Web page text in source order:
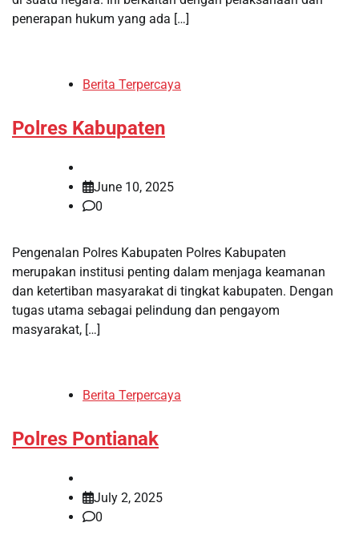
penerapan hukum yang ada […]
Berita Terpercaya
Polres Kabupaten
June 10, 2025
0
Pengenalan Polres Kabupaten Polres Kabupaten
merupakan institusi penting dalam menjaga keamanan
dan ketertiban masyarakat di tingkat kabupaten. Dengan
tugas utama sebagai pelindung dan pengayom
masyarakat, […]
Berita Terpercaya
Polres Pontianak
July 2, 2025
0